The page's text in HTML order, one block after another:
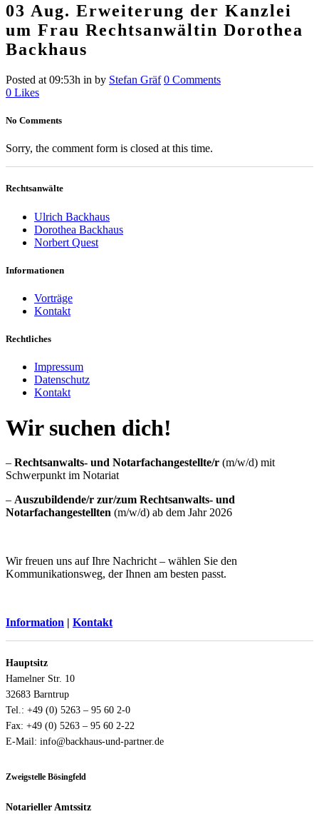
03 Aug. Erweiterung der Kanzlei
um Frau Rechtsanwältin Dorothea
Backhaus
Posted at 09:53h in by Stefan Gräf 0 Comments
0 Likes
No Comments
Sorry, the comment form is closed at this time.
Rechtsanwälte
Ulrich Backhaus
Dorothea Backhaus
Norbert Quest
Informationen
Vorträge
Kontakt
Rechtliches
Impressum
Datenschutz
Kontakt
Wir suchen dich!
– Rechtsanwalts- und Notarfachangestellte/r (m/w/d) mit
Schwerpunkt im Notariat
– Auszubildende/r zur/zum Rechtsanwalts- und
Notarfachangestellten (m/w/d) ab dem Jahr 2026
Wir freuen uns auf Ihre Nachricht – wählen Sie den
Kommunikationsweg, der Ihnen am besten passt.
Information | Kontakt
Hauptsitz
Hamelner Str. 10
32683 Barntrup
Tel.: +49 (0) 5263 – 95 60 2-0
Fax: +49 (0) 5263 – 95 60 2-22
E-Mail: info@backhaus-und-partner.de
Zweigstelle Bösingfeld
Notarieller Amtssitz